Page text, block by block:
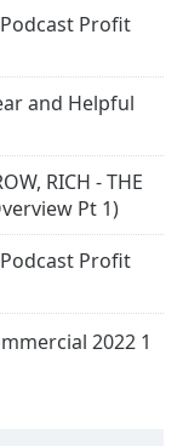
Profit
and Helpful
RICH - THE
Pt 1)
Profit
2022 1